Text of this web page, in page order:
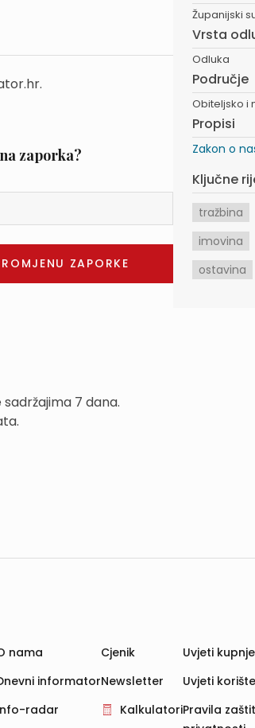
zaporka?
7 dana.
Županijski
Vrsta
Odluka
Područje
Obiteljsko i
Propisi
Zakon o
Ključne
tražbina
imovina
ostavina
nama
informator
radar
Cjenik
Newsletter
Kalkulatori
Uvjeti kupnje
Uvjeti
Pravila